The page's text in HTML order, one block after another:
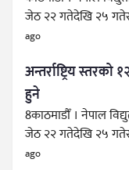
जेठ २२ गतेदेखि २५
ago
अन्तर्राष्ट्रिय
हुने
8काठमाडौँ । नेपाल
जेठ २२ गतेदेखि २५
ago